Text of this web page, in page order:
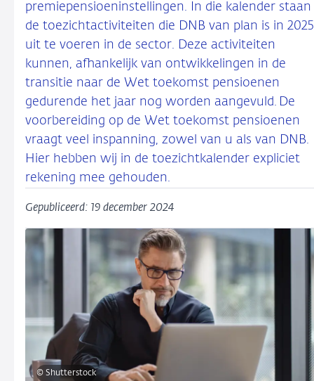
premiepensioeninstellingen. In die kalender staan
de toezichtactiviteiten die DNB van plan is in 2025
uit te voeren in de sector. Deze activiteiten
kunnen, afhankelijk van ontwikkelingen in de
transitie naar de Wet toekomst pensioenen
gedurende het jaar nog worden aangevuld. De
voorbereiding op de Wet toekomst pensioenen
vraagt veel inspanning, zowel van u als van DNB.
Hier hebben wij in de toezichtkalender expliciet
rekening mee gehouden.
Gepubliceerd: 19 december 2024
© Shutterstock